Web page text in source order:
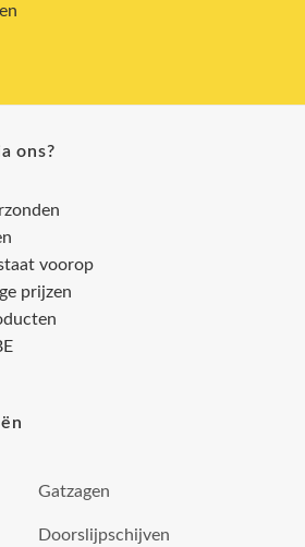
ons?
voorop
prijzen
Gatzagen
Doorslijpschijven